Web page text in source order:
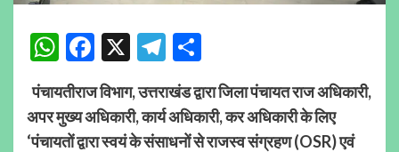
WhatsApp
Facebook
X Telegram
पंचायतीराज विभाग, उत्तराखंड द्वारा जिला पंचायत राज अधिकारी,
अपर मुख्य अधिकारी, कार्य अधिकारी, कर अधिकारी के लिए
‘पंचायतों द्वारा स्वयं के संसाधनों से राजस्व संग्रहण (OSR) एवं